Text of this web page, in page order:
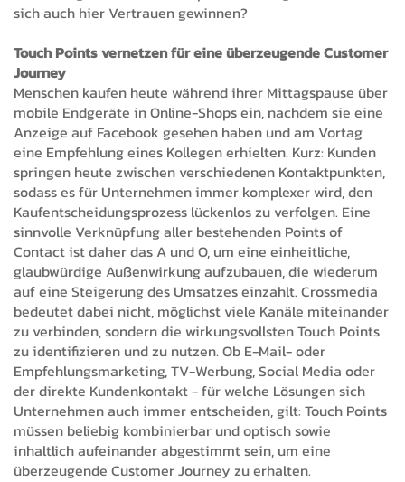
sich auch hier Vertrauen gewinnen?
Touch Points vernetzen für eine überzeugende Customer
Journey
Menschen kaufen heute während ihrer Mittagspause über
mobile Endgeräte in Online-Shops ein, nachdem sie eine
Anzeige auf Facebook gesehen haben und am Vortag
eine Empfehlung eines Kollegen erhielten. Kurz: Kunden
springen heute zwischen verschiedenen Kontaktpunkten,
sodass es für Unternehmen immer komplexer wird, den
Kaufentscheidungsprozess lückenlos zu verfolgen. Eine
sinnvolle Verknüpfung aller bestehenden Points of
Contact ist daher das A und O, um eine einheitliche,
glaubwürdige Außenwirkung aufzubauen, die wiederum
auf eine Steigerung des Umsatzes einzahlt. Crossmedia
bedeutet dabei nicht, möglichst viele Kanäle miteinander
zu verbinden, sondern die wirkungsvollsten Touch Points
zu identifizieren und zu nutzen. Ob E-Mail- oder
Empfehlungsmarketing, TV-Werbung, Social Media oder
der direkte Kundenkontakt - für welche Lösungen sich
Unternehmen auch immer entscheiden, gilt: Touch Points
müssen beliebig kombinierbar und optisch sowie
inhaltlich aufeinander abgestimmt sein, um eine
überzeugende Customer Journey zu erhalten.